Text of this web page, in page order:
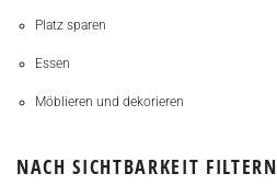
Platz sparen
Essen
Möblieren und dekorieren
NACH SICHTBARKEIT FILTERN